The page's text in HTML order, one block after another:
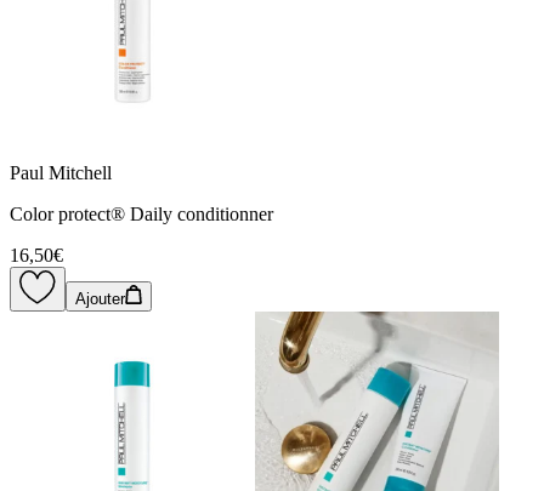
Paul Mitchell
Color protect® Daily conditionner
16,50€
Ajouter